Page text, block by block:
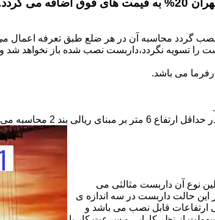
گردد محاسبه آن در هر ضلع طبق تعرفه اعمال
را تسویه نگردد،داربست نصب شده باز نخواهد شد
می باشد.
نوع آن داربست مثالثی می
این حالت داربست در سه اندازه ی
ارتفاعات قابل نصب می باشد و